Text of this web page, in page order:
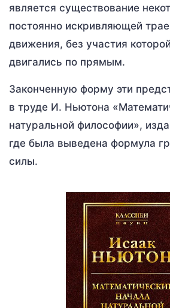
является существование
постоянно искривляющей
движения, без участия
двигались по прямым.
Законченную форму эти
в труде И. Ньютона
натуральной философии»,
где была выведена формула
силы.